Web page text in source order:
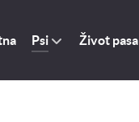
Psi Život pasa